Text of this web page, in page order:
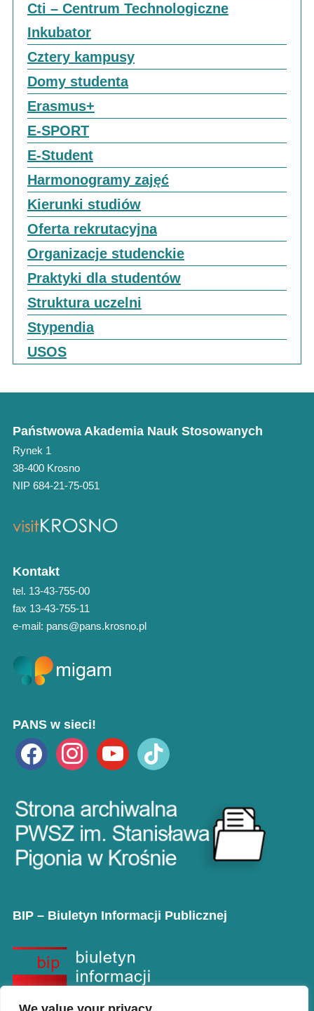
Cti – Centrum Technologiczne
Inkubator
Cztery kampusy
Domy studenta
Erasmus+
E-SPORT
E-Student
Harmonogramy zajęć
Kierunki studiów
Oferta rekrutacyjna
Organizacje studenckie
Praktyki dla studentów
Struktura uczelni
Stypendia
USOS
Państwowa Akademia Nauk Stosowanych
Rynek 1
38-400 Krosno
NIP 684-21-75-051
Kontakt
tel. 13-43-755-00
fax 13-43-755-11
e-mail: pans@pans.krosno.pl
PANS w sieci!
facebook instagramyoutube tiktok
BIP – Biuletyn Informacji Publicznej